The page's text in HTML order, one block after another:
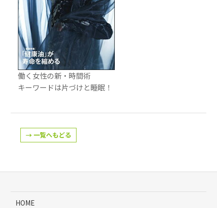
働く女性の新・時間術
キーワードは片づけと睡眠！
→ 一覧へもどる
HOME